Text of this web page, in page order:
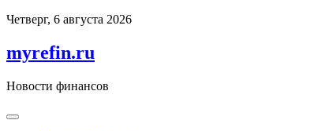
Перейти
содержимому
Четверг, 6 августа 2026
myrefin.ru
Новости финансов